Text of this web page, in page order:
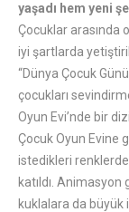
yaşadı hem yeni
Çocuklar arasında
iyi şartlarda
“Dünya Çocuk
çocukları
Oyun Evi’nde bir
Çocuk Oyun Evine
istedikleri renklerde
katıldı.
kuklalara da büyük